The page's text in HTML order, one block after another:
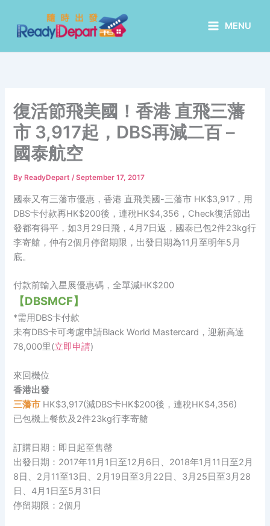
content
MENU
復活節飛美國！香港 直飛三藩
市 3,917起，DBS再減二百 –
國泰航空
By ReadyDepart/September 17, 2017
國泰又有三藩市優惠，香港 直飛美國-三藩市 HK$3,917，用
DBS卡付款再HK$200後，連稅HK$4,356，Check復活節出
發都有得平，如3月29日飛，4月7日返，國泰已包2件23kg行
李寄艙，仲有2個月停留期限，出發日期為11月至明年5月
底。
付款前輸入星展優惠碼，全單減HK$200
【DBSMCF】
*需用DBS卡付款
未有DBS卡可考慮申請Black World Mastercard，迎新高達
78,000里(立即申請)
來回機位
香港出發
三藩市 HK$3,917(減DBS卡HK$200後，連稅HK$4,356)
已包機上餐飲及2件23kg行李寄艙
訂購日期：即日起至售罄
出發日期：2017年11月1日至12月6日、2018年1月11日至2月
8日、2月11至13日、2月19日至3月22日、3月25日至3月28
日、4月1日至5月31日
停留期限：2個月